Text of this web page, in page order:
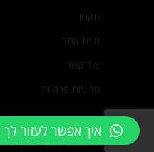
תקנון
מפת אתר
צור קשר
מדיניות פרטיות
© 2026 נשק הצפון. All rights reserved
איך אפשר לעזור לך